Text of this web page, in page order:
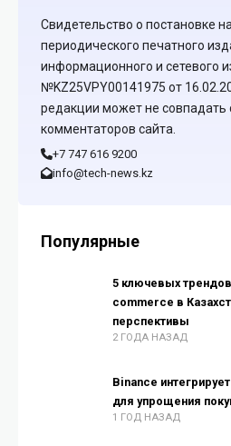
Свидетельство о постановке
периодического печатного
информационного и сетевого
№KZ25VPY00141975 от
редакции может не совпадать
комментаторов сайта.
+7 747 616 9200
info@tech-news.kz
Популярные
5 ключевых
commerce в
перспективы
2 ГОДА НАЗАД
Binance интегрирует Apple Pay и Google Pay
для упрощения
1 ГОД НАЗАД